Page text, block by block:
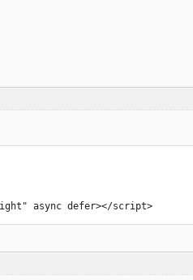
async defer></script>